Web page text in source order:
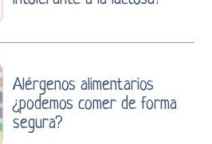
Alérgenos alimentarios
¿podemos comer de forma
segura?